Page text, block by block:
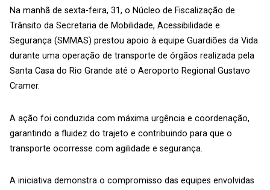
Na manhã de sexta-feira, 31, o Núcleo de Fiscalização de
Trânsito da Secretaria de Mobilidade, Acessibilidade e
Segurança (SMMAS) prestou apoio à equipe Guardiões da Vida
durante uma operação de transporte de órgãos realizada pela
Santa Casa do Rio Grande até o Aeroporto Regional Gustavo
Cramer.
A ação foi conduzida com máxima urgência e coordenação,
garantindo a fluidez do trajeto e contribuindo para que o
transporte ocorresse com agilidade e segurança.
A iniciativa demonstra o compromisso das equipes envolvidas